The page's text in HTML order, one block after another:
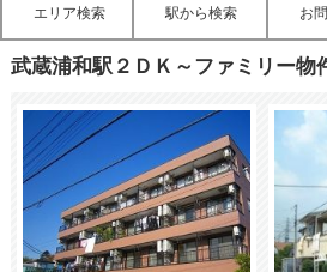
エリア検索 駅から検索 お
武蔵浦和駅２ＤＫ～ファミリー物